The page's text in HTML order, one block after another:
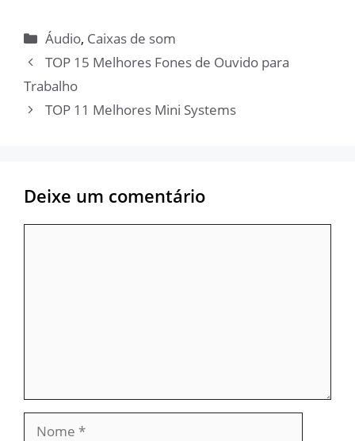
Categorias
Áudio, Caixas de som
TOP 15 Melhores Fones de Ouvido para
Trabalho
TOP 11 Melhores Mini Systems
Deixe um comentário